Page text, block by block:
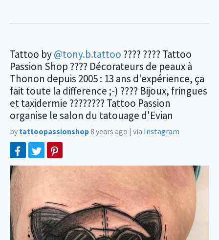
Tattoo by@tony.b.tattoo ???? ???? Tattoo
Passion Shop ???? Décorateurs de peaux à
Thonon depuis 2005 : 13 ans d'expérience, ça
fait toute la difference ;-) ???? Bijoux, fringues
et taxidermie ???????? Tattoo Passion
organise le salon du tatouage d'Evian
by tattoopassionshop8 years ago | via Instagram